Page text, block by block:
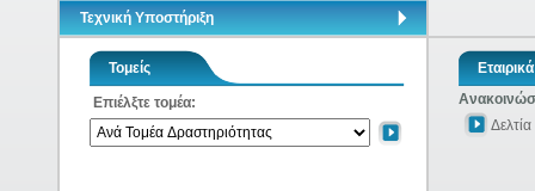
Τεχνική Υποστήριξη
Τομείς
Επιέλξτε τομέα: